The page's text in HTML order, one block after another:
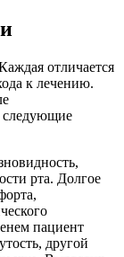
отличается
к лечению.
следующие
рта. Долгое
пациент
другой